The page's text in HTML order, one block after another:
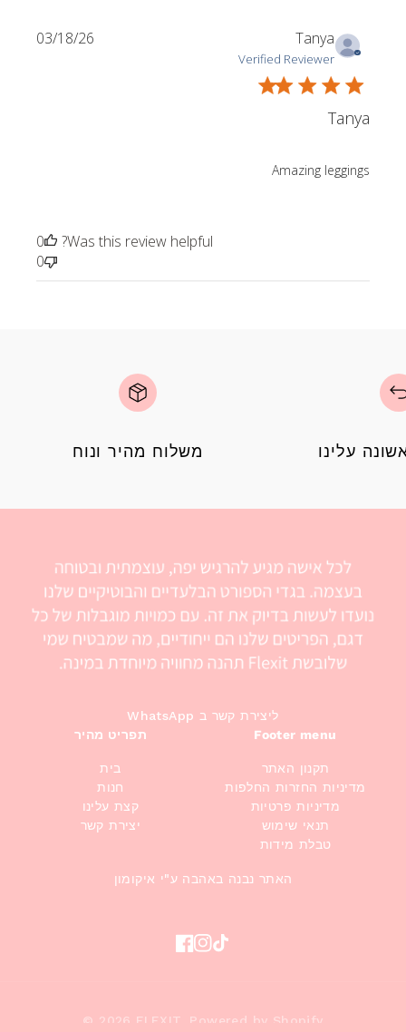
Tanya
Verified Reviewer
Tanya
Amazing leggings
Published
03/18/26
Was this review helpful?
0
0
משלוח מהיר ונוח עלינו
WhatsApp ליצירת קשר ב
תפריט מהיר
בית
חנות
קצת עלינו
יצירת קשר
Footer menu
תקנון האתר
מדיניות החזרות החלפות
מדיניות פרטיות
תנאי שימוש
טבלת מידות
האתר נבנה באהבה ע"י איקומון
© 2026 FLEXIT Powered by Shopify